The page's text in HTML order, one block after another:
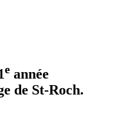
e année
de St-Roch.